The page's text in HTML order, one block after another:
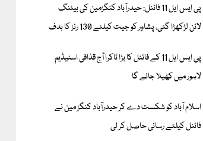
پی ایس ایل 11 فائنل: حیدرآباد کنگزمین کی بیٹنگ
لائن لڑکھڑا گئی، پشاور کو جیت کیلئے 130 رنز کا ہدف
پی ایس ایل 11 کے فائنل کا بڑا ٹاکرا آج قذافی اسٹیڈیم
لاہور میں کھیلا جائے گا
اسلام آباد کو شکست دے کر حیدرآباد کنگز مین نے
فائنل کیلئے رسائی حاصل کر لی